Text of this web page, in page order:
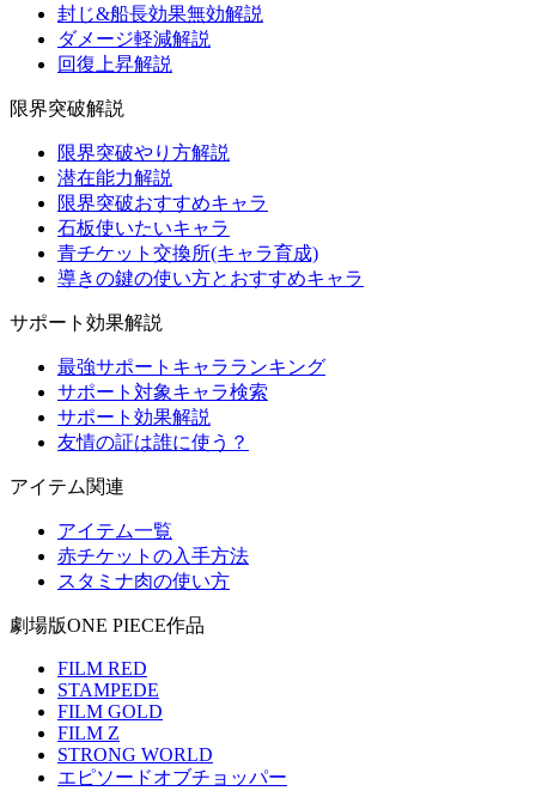
封じ&船長効果無効解説
ダメージ軽減解説
回復上昇解説
限界突破解説
限界突破やり方解説
潜在能力解説
限界突破おすすめキャラ
石板使いたいキャラ
青チケット交換所(キャラ育成)
導きの鍵の使い方とおすすめキャラ
サポート効果解説
最強サポートキャラランキング
サポート対象キャラ検索
サポート効果解説
友情の証は誰に使う？
アイテム関連
アイテム一覧
赤チケットの入手方法
スタミナ肉の使い方
劇場版ONE PIECE作品
FILM RED
STAMPEDE
FILM GOLD
FILM Z
STRONG WORLD
エピソードオブチョッパー